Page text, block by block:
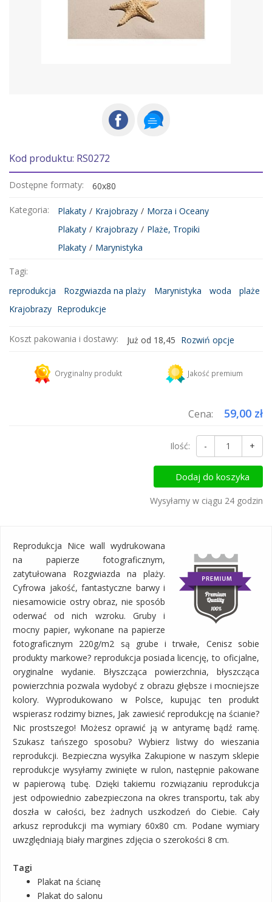
Kod produktu: RS0272
Dostępne formaty: 60x80
Kategoria: Plakaty / Krajobrazy / Morza i Oceany
Plakaty / Krajobrazy / Plaże, Tropiki
Plakaty / Marynistyka
Tagi:
reprodukcja
Rozgwiazda na plaży Marynistyka woda
plaże
Krajobrazy Reprodukcje
Koszt pakowania i dostawy: Już od 18,45 Rozwiń opcje
Kurier DHL
Dodaj więcej produktów do koszyka i zapłać za wysyłkę tylko raz!
Oryginalny produkt Jakość premium
Cena: 59,00 zł
Dodaj do koszyka
Ilość: - +
Wysyłamy w ciągu 24 godzin
Reprodukcja Nice wall wydrukowana
na papierze fotograficznym,
zatytułowana Rozgwiazda na plaży.
Cyfrowa jakość, fantastyczne barwy i
niesamowicie ostry obraz, nie sposób
oderwać od nich wzroku. Gruby i
mocny papier, wykonane na papierze
fotograficznym 220g/m2 są grube i trwałe, Cenisz sobie
produkty markowe? reprodukcja posiada licencję, to oficjalne,
oryginalne wydanie. Błyszcząca powierzchnia, błyszcząca
powierzchnia pozwala wydobyć z obrazu głębsze i mocniejsze
kolory. Wyprodukowano w Polsce, kupując ten produkt
wspierasz rodzimy biznes, Jak zawiesić reprodukcję na ścianie?
Nic prostszego! Możesz oprawić ją w antyramę bądź ramę.
Szukasz tańszego sposobu? Wybierz listwy do wieszania
reprodukcji. Bezpieczna wysyłka Zakupione w naszym sklepie
reprodukcje wysyłamy zwinięte w rulon, następnie pakowane
w papierową tubę. Dzięki takiemu rozwiązaniu reprodukcja
jest odpowiednio zabezpieczona na okres transportu, tak aby
doszła w całości, bez żadnych uszkodzeń do Ciebie. Cały
arkusz reprodukcji ma wymiary 60x80 cm. Podane wymiary
uwzględniają biały margines zdjęcia o szerokości 8 cm.
Tagi
Plakat na ścianę
Plakat do salonu